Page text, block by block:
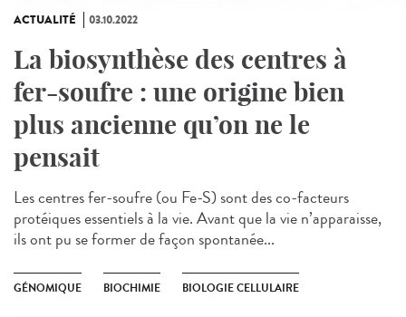
ACTUALITÉ 03.10.2022
La biosynthèse des centres à
fer-soufre : une origine bien
plus ancienne qu’on ne le
pensait
Les centres fer-soufre (ou Fe-S) sont des co-facteurs
protéiques essentiels à la vie. Avant que la vie n’apparaisse,
ils ont pu se former de façon spontanée...
GÉNOMIQUE BIOCHIMIE BIOLOGIE CELLULAIRE